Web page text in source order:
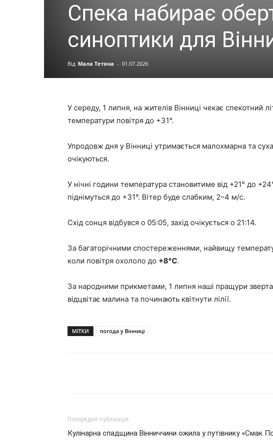
Спека набирає
синоптики для
Від Мала Тетяна - 01.07.2026
У середу, 1 липня, на жителів Вінниці чекає спекотний
температури повітря до +31°.
Упродовж дня у Вінниці утримається малохмарна та
очікуються.
У нічні години температура становитиме від +21° до
піднімуться до +31°. Вітер буде слабким, 2–4 м/с.
Схід сонця відбувся о 05:05, захід очікується о 21:14.
За багаторічними спостереженнями, найвищу
коли повітря охололо до +8°C.
За народними прикметами, 1 липня наші пращури
відцвітає малина та починають квітнути лілії.
МІТКИ погода у Вінниці
Попередня публікація
Кулінарна спадщина Вінниччини ожила у путівнику «Смак